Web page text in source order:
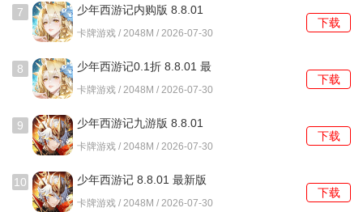
三、玄火涅槃
阵容成员：朱雀+相柳+白泽+睚眦+玄武+雨师妾
以四圣之一的南方圣灵-朱雀为核心，降标防御的同时，不断
7
少年西游记内购版 8.8.01
手机版
卡牌游戏 / 2048M / 2026-07-30
下载
8
少年西游记0.1折 8.8.01 最
新版
卡牌游戏 / 2048M / 2026-07-30
下载
9
少年西游记九游版 8.8.01
安卓版
卡牌游戏 / 2048M / 2026-07-30
下载
10 少年西游记 8.8.01 最新版
卡牌游戏 / 2048M / 2026-07-30
下载